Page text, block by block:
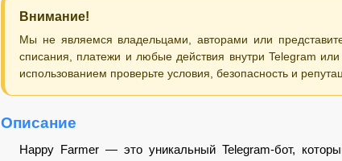
Внимание!
Мы не являемся владельцами, авторами или
списания, платежи и любые действия внутри Telegram
использованием проверьте условия, безопасность и
Описание
Happy Farmer — это уникальный Telegram-бот,